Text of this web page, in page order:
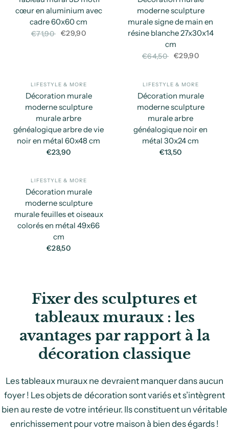
cœur en aluminium avec
cadre 60x60 cm
€71,90 €29,90
moderne sculpture
murale signe de main en
résine blanche 27x30x14
cm
€64,50 €29,90
APERÇU RAPIDE
LIFESTYLE & MORE
Décoration murale
moderne sculpture
murale arbre
généalogique arbre de vie
noir en métal 60x48 cm
€23,90
LIFESTYLE & MORE
Décoration murale
moderne sculpture
murale arbre
généalogique noir en
métal 30x24 cm
€13,50
LIFESTYLE & MORE
Décoration murale
moderne sculpture
murale feuilles et oiseaux
colorés en métal 49x66
cm
€28,50
Fixer des sculptures et
tableaux muraux : les
avantages par rapport à la
décoration classique
Les tableaux muraux ne devraient manquer dans aucun
foyer ! Les objets de décoration sont variés et s’intègrent
bien au reste de votre intérieur. Ils constituent un véritable
enrichissement pour votre maison à bien des égards !